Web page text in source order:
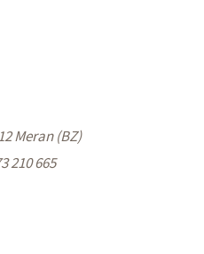
Meran (BZ)
210 665